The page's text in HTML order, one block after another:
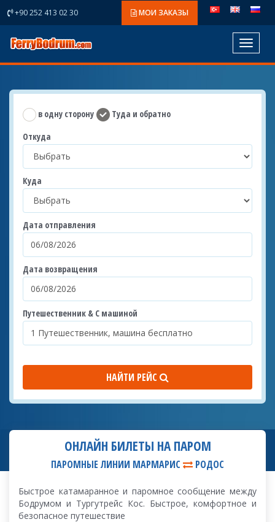
+90 252 413 02 30 МОИ ЗАКАЗЫ
Toggle
в одну сторону
Туда и обратно
Откуда
Куда
Дата отправления
Дата возвращения
Путешественник & С машиной
НАЙТИ РЕЙС
ОНЛАЙН БИЛЕТЫ НА ПАРОМ
ПАРОМНЫЕ ЛИНИИ МАРМАРИС РОДОС
Быстрое катамаранное и паромное сообщение между
Бодрумом и Тургутрейс Кос. Быстрое, комфортное и
безопасное путешествие